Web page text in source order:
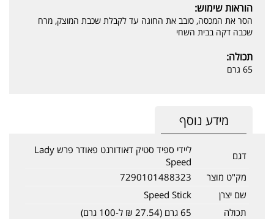
הוראות שימוש:
הסר את המכסה, סובב את החוגה עד לקבלת שכבת המוצק, מרח
שכבה דקה בבית השחי
תכולה:
65 גרם
מידע נוסף
דגם
ליידי ספיד סטיק דאודורנט פאודר פרש Lady
Speed
מק"ט מוצר
7290101488323
שם יצרן
Speed Stick
תכולה
65 גרם (27.54 ₪ ל-100 גרם)